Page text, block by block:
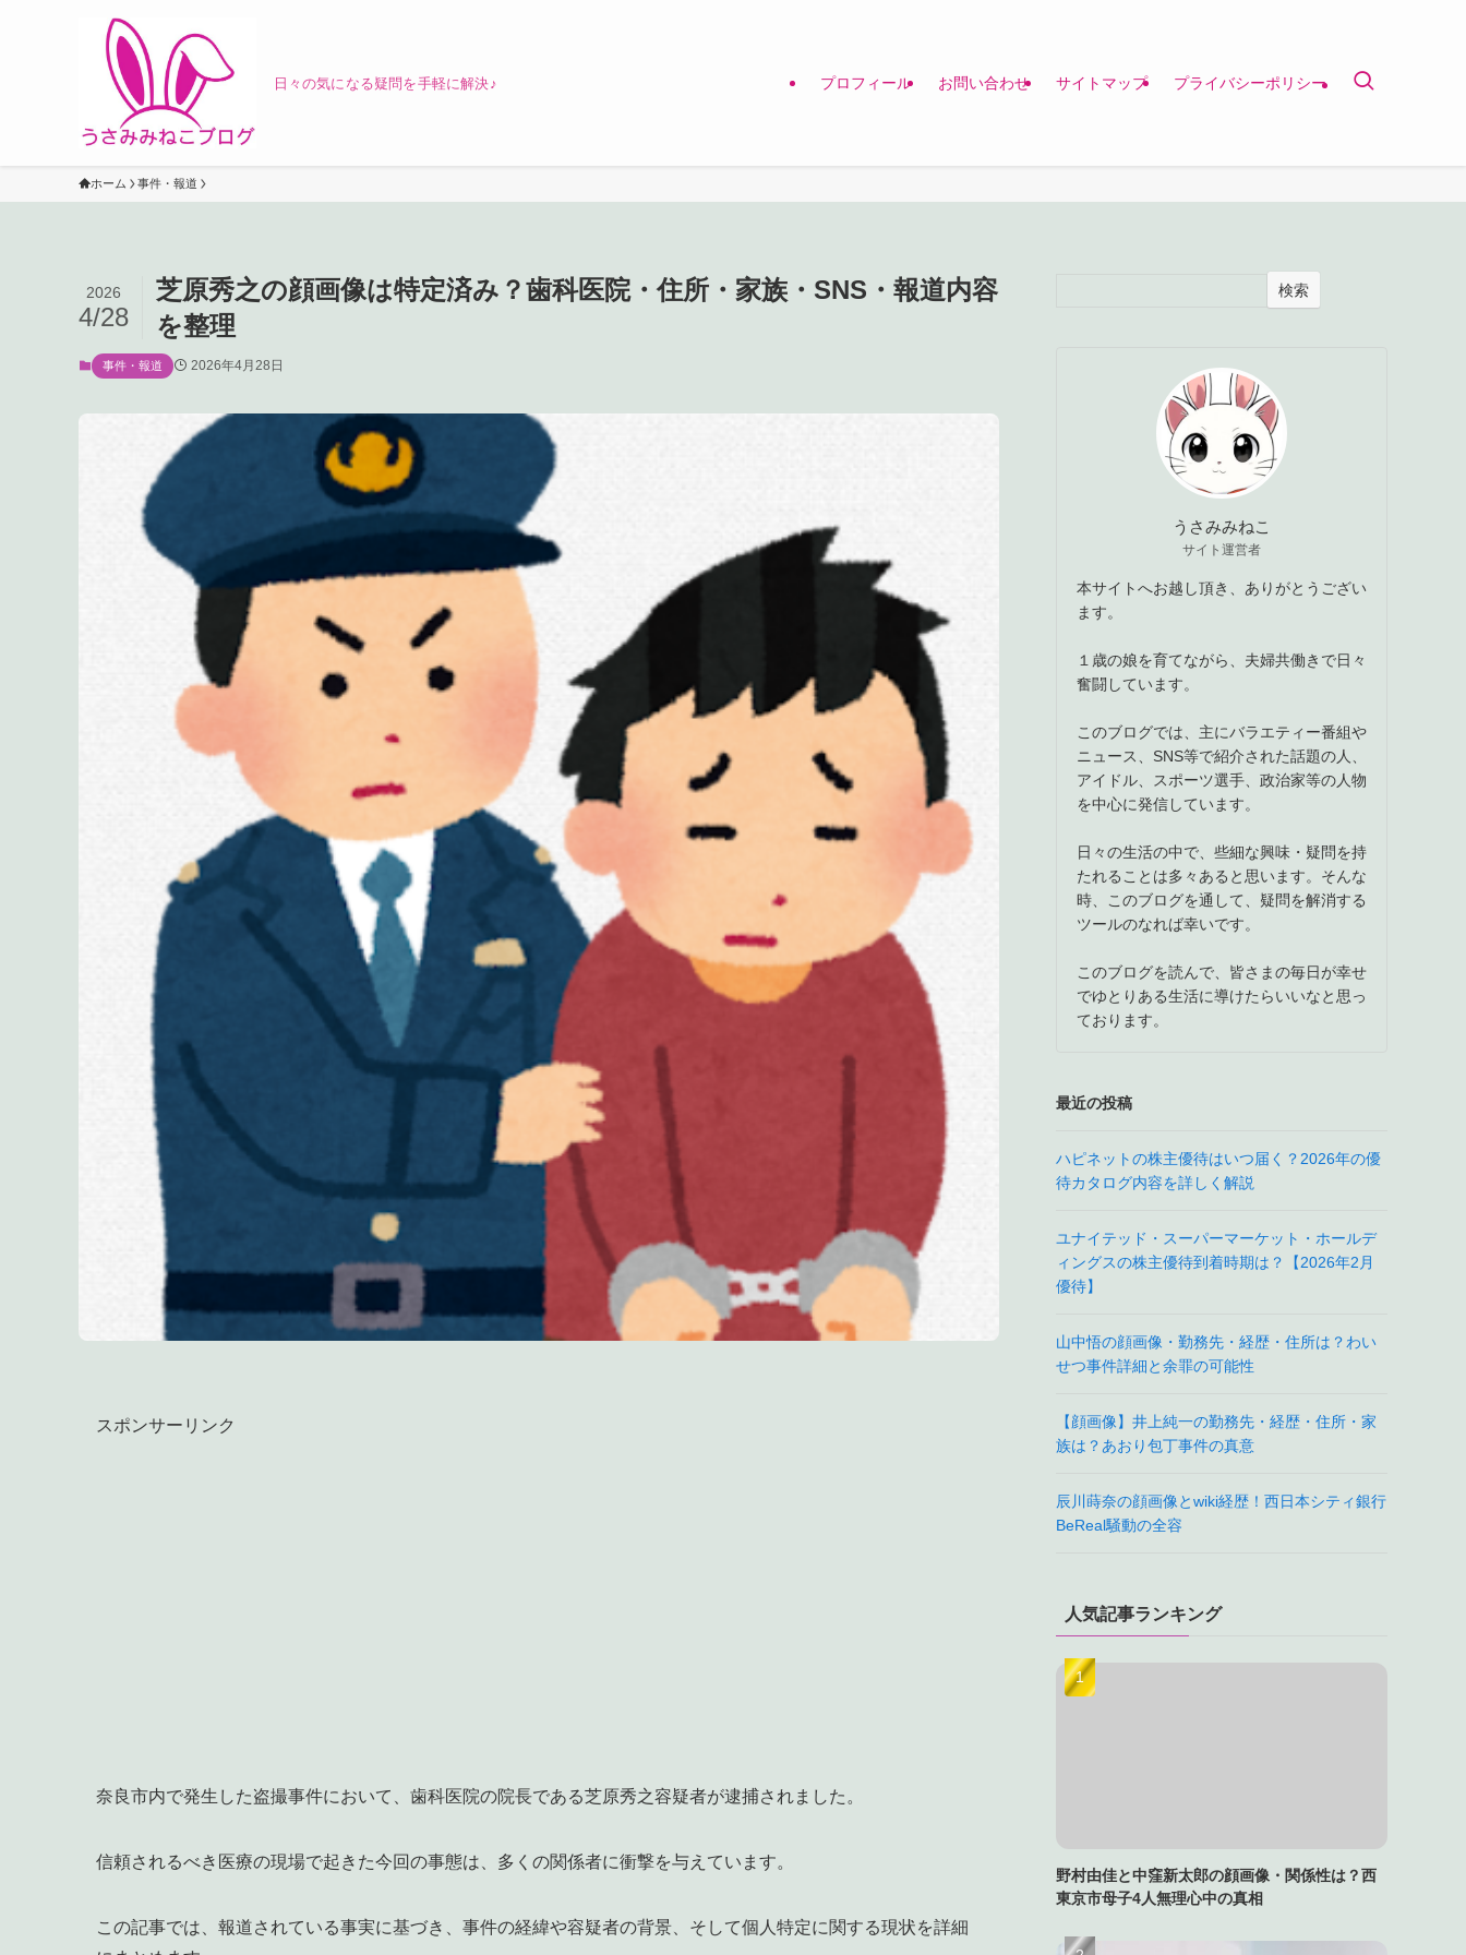
日々の気になる疑問を手軽に解決♪ プロフィール お問い合わせ サイトマップ プライバシーポリシー
ホーム 事件・報道
芝原秀之の顔画像は特定済み？歯科医院・住所・家族・SNS・報道内容
を整理
2026
4/28
事件・報道 2026年4月28日
スポンサーリンク
奈良市内で発生した盗撮事件において、歯科医院の院長である芝原秀之容疑者が逮捕されました。
信頼されるべき医療の現場で起きた今回の事態は、多くの関係者に衝撃を与えています。
この記事では、報道されている事実に基づき、事件の経緯や容疑者の背景、そして個人特定に関する現状を詳細
検索
うさみみねこ
サイト運営者
本サイトへお越し頂き、ありがとうござい
ます。
１歳の娘を育てながら、夫婦共働きで日々
奮闘しています。
このブログでは、主にバラエティー番組や
ニュース、SNS等で紹介された話題の人、
アイドル、スポーツ選手、政治家等の人物
を中心に発信しています。
日々の生活の中で、些細な興味・疑問を持
たれることは多々あると思います。そんな
時、このブログを通して、疑問を解消する
ツールのなれば幸いです。
このブログを読んで、皆さまの毎日が幸せ
でゆとりある生活に導けたらいいなと思っ
ております。
最近の投稿
ハピネットの株主優待はいつ届く？2026年の優
待カタログ内容を詳しく解説
ユナイテッド・スーパーマーケット・ホールデ
ィングスの株主優待到着時期は？【2026年2月
優待】
山中悟の顔画像・勤務先・経歴・住所は？わい
せつ事件詳細と余罪の可能性
【顔画像】井上純一の勤務先・経歴・住所・家
族は？あおり包丁事件の真意
辰川蒔奈の顔画像とwiki経歴！西日本シティ銀行
BeReal騒動の全容
人気記事ランキング
野村由佳と中窪新太郎の顔画像・関係性は？西
東京市母子4人無理心中の真相